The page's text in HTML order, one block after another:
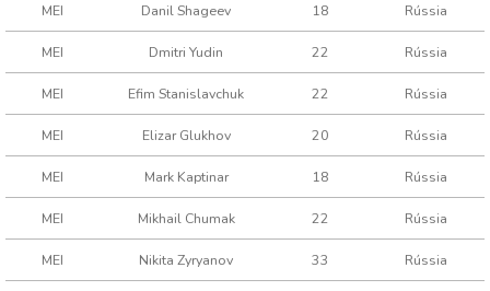
MEI Danil Shageev 18 Rússia
MEI Dmitri Yudin 22 Rússia
MEI Efim Stanislavchuk 22 Rússia
MEI Elizar Glukhov 20 Rússia
MEI Mark Kaptinar 18 Rússia
MEI Mikhail Chumak 22 Rússia
MEI Nikita Zyryanov 33 Rússia